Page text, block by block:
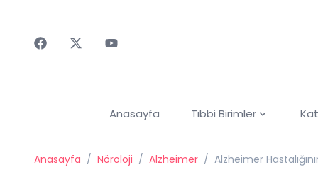
Anasayfa Tıbbi Birimler
Anasayfa / Nöroloji / Alzheimer / Alzheimer